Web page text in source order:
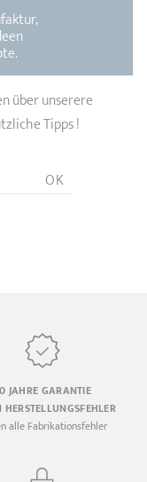
über unserere
Tipps !
OK
JAHRE GARANTIE
HERSTELLUNGSFEHLER
alle Fabrikationsfehler